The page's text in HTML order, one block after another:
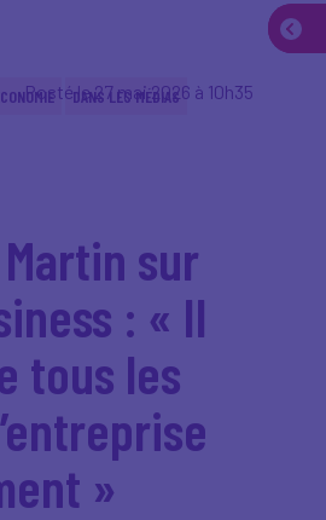
Posté le 27 mai 2026 à 10h35
DANS LES MÉDIAS
sur
: « Il
tous les
»